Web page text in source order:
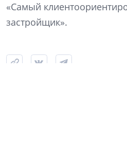
«Самый
застройщик».